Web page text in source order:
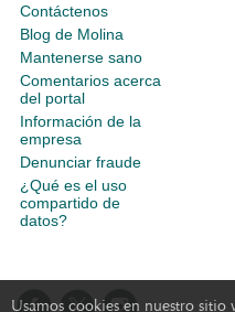
Usamos cookies en nuestro sitio
Contáctenos
Blog de Molina
Mantenerse sano
Comentarios acerca
del portal
Información de la
empresa
Denunciar fraude
¿Qué es el uso
compartido de
datos?